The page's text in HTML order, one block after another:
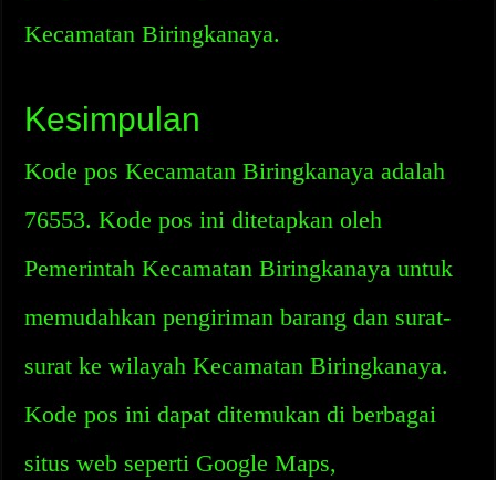
Kecamatan Biringkanaya.
Kesimpulan
Kode pos Kecamatan Biringkanaya adalah
76553. Kode pos ini ditetapkan oleh
Pemerintah Kecamatan Biringkanaya untuk
memudahkan pengiriman barang dan surat-
surat ke wilayah Kecamatan Biringkanaya.
Kode pos ini dapat ditemukan di berbagai
situs web seperti Google Maps,